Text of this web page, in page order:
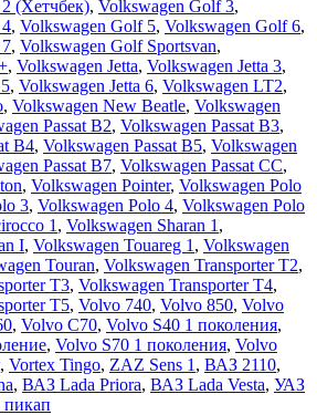
(Хетчбек), Volkswagen Golf 3,
, Volkswagen Golf 5, Volkswagen Golf 6,
, Volkswagen Golf Sportsvan,
, Volkswagen Jetta, Volkswagen Jetta 3,
, Volkswagen Jetta 6, Volkswagen LT2,
, Volkswagen New Beatle, Volkswagen
Passat B2, Volkswagen Passat B3,
B4, Volkswagen Passat B5, Volkswagen
Passat B7, Volkswagen Passat CC,
, Volkswagen Pointer, Volkswagen Polo
3, Volkswagen Polo 4, Volkswagen Polo
1 , Volkswagen Sharan 1 ,
I, Volkswagen Touareg 1 , Volkswagen
Touran, Volkswagen Transporter T2,
T3, Volkswagen Transporter T4,
T5, Volvo 740, Volvo 850, Volvo
, Volvo C70, Volvo S40 1 поколения,
, Volvo S70 1 поколения, Volvo
, Vortex Tingo, ZAZ Sens 1 , ВАЗ 2110,
, ВАЗ Lada Priora, ВАЗ Lada Vesta, УАЗ